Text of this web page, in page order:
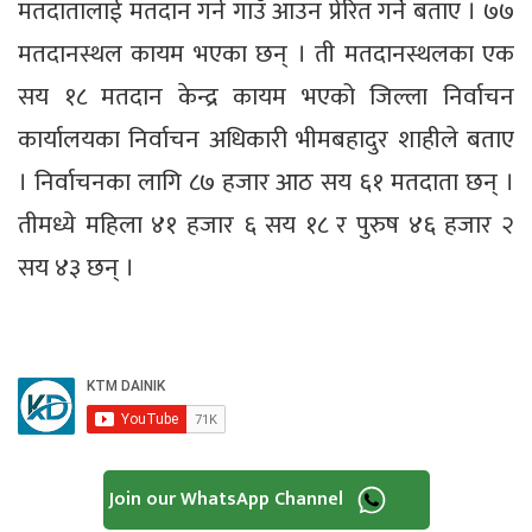
मतदातालाई मतदान गर्न गाउँ आउन प्रेरित गर्ने बताए । ७७
मतदानस्थल कायम भएका छन् । ती मतदानस्थलका एक
सय १८ मतदान केन्द्र कायम भएको जिल्ला निर्वाचन
कार्यालयका निर्वाचन अधिकारी भीमबहादुर शाहीले बताए
। निर्वाचनका लागि ८७ हजार आठ सय ६१ मतदाता छन् ।
तीमध्ये महिला ४१ हजार ६ सय १८ र पुरुष ४६ हजार २
सय ४३ छन् ।
Join our WhatsApp Channel